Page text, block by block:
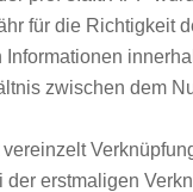
für die Richtigkeit
zwischen dem
der erstmaligen